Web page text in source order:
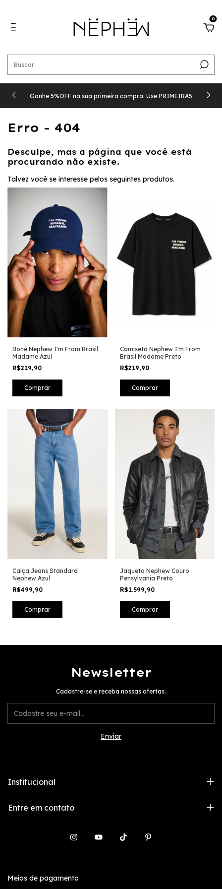
0
Ganhe 5%OFF na sua primeira compra. Use PRIMEIRA5
Erro - 404
Desculpe, mas a página que você está
procurando não existe.
Talvez você se interesse pelos seguintes produtos.
Boné Nephew I'm From Brasil
Madame Azul
R$219,90
Comprar
Camiseta Nephew I'm From
Brasil Madame Preto
R$219,90
Comprar
Calça Jeans Standard
Nephew Azul
R$499,90
Comprar
Jaqueta Nephew Couro
Pensylvania Preto
R$1.599,90
Comprar
Newsletter
Cadastre-se e receba nossas ofertas.
Institucional
Entre em contato
Meios de pagamento